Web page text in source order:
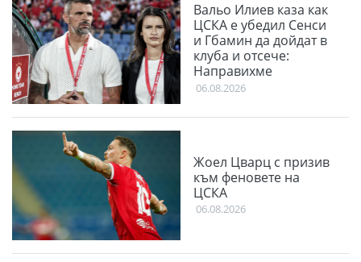
Вальо Илиев каза как
ЦСКА е убедил Сенси
и Гбамин да дойдат в
клуба и отсече:
Направихме
изключителен двубой
06.08.2026
Жоел Цварц с призив
към феновете на
ЦСКА
06.08.2026